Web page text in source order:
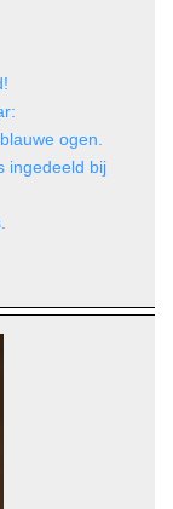
ogen.
ingedeeld bij